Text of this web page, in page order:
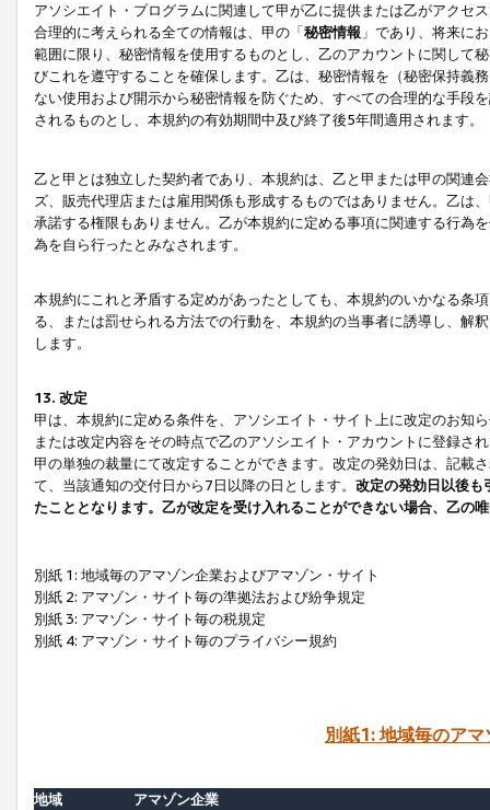
アソシエイト・プログラムに関連して甲が乙に提供または乙がアクセ
合理的に考えられる全ての情報は、甲の「秘密情報 」であり、将来に
範囲に限り、秘密情報を使用するものとし、乙のアカウントに関して
びこれを遵守することを確保します。乙は、秘密情報を（秘密保持義
ない使用および開示から秘密情報を防ぐため、すべての合理的な手段
されるものとし、本規約の有効期間中及び終了後5年間適用されます。
乙と甲とは独立した契約者であり、本規約は、乙と甲または甲の関連
ズ、販売代理店または雇用関係も形成するものではありません。乙は
承諾する権限もありません。乙が本規約に定める事項に関連する行為
為を自ら行ったとみなされます。
本規約にこれと矛盾する定めがあったとしても、本規約のいかなる条
る、または罰せられる方法での行動を、本規約の当事者に誘導し、解
します。
13. 改定
甲は、本規約に定める条件を、アソシエイト・サイト上に改定のお知
または改定内容をその時点で乙のアソシエイト・アカウントに登録さ
甲の単独の裁量にて改定することができます。改定の発効日は、記載
て、当該通知の交付日から7日以降の日とします。 改定の発効日以後も
たこととなります。乙が改定を受け入れることができない場合、乙の
別紙 1: 地域毎のアマゾン企業およびアマゾン・サイト
別紙 2: アマゾン・サイト毎の準拠法および紛争規定
別紙 3: アマゾン・サイト毎の税規定
別紙 4: アマゾン・サイト毎のプライバシー規約
別紙1: 地域毎のア
地域
アマゾン企業